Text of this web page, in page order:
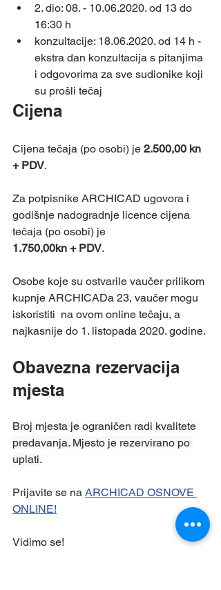
2. dio: 08. - 10.06.2020. od 13 do
16:30 h
konzultacije: 18.06.2020. od 14 h -
ekstra dan konzultacija s pitanjima
i odgovorima za sve sudionike koji
su prošli tečaj
Cijena
Cijena tečaja (po osobi) je 2.500,00 kn
+ PDV.
Za potpisnike ARCHICAD ugovora i
godišnje nadogradnje licence cijena
tečaja (po osobi) je
1.750,00kn + PDV.
Osobe koje su ostvarile vaučer prilikom
kupnje ARCHICADa 23, vaučer mogu
iskoristiti  na ovom online tečaju, a
najkasnije do 1. listopada 2020. godine.
Obavezna rezervacija
mjesta
Broj mjesta je ograničen radi kvalitete
predavanja. Mjesto je rezervirano po
uplati.
Prijavite se na ARCHICAD OSNOVE
ONLINE!
Vidimo se!